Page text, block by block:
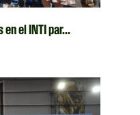
en el INTI par...